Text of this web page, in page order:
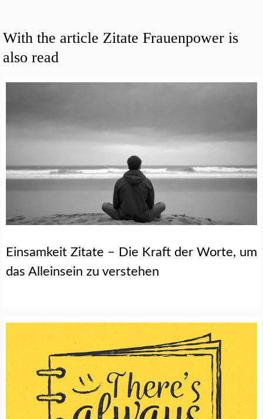
With the article Zitate Frauenpower is
also read
Einsamkeit Zitate – Die Kraft der Worte, um
das Alleinsein zu verstehen